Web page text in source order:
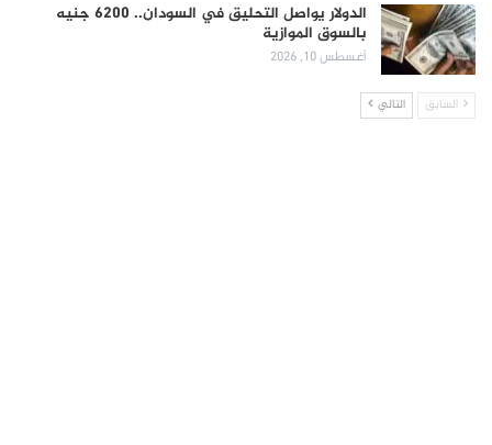
الدولار يواصل التحليق في السودان.. 6200 جنيه
بالسوق الموازية
أغسطس 10, 2026
السابق التالي